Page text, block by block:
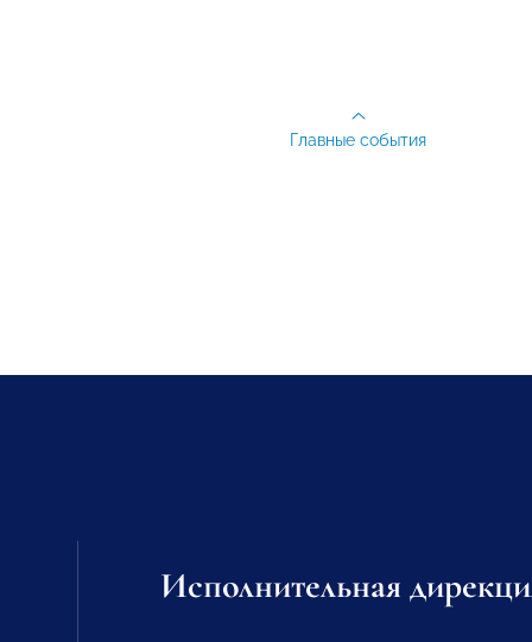
Главные события
Исполнительная